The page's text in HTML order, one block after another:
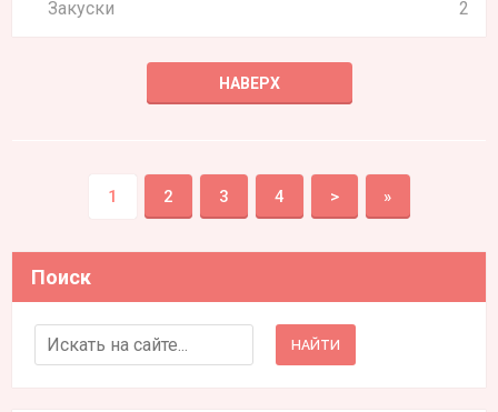
Закуски 2
НАВЕРХ
1 2 3 4 > »
Поиск
Search for: